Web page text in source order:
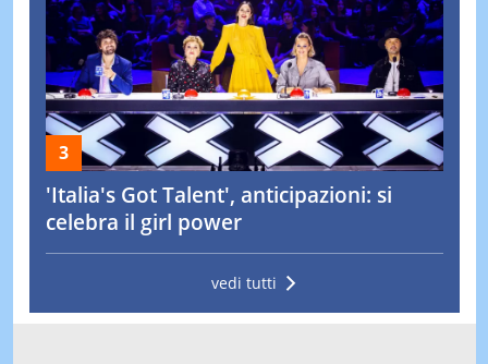
'Italia's Got Talent', anticipazioni: si
celebra il girl power
vedi tutti